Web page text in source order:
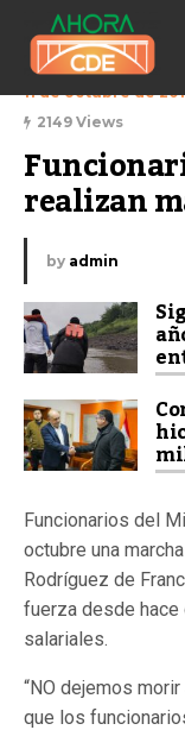
11 de octubre de
2149 Views
realizan
by admin
Funcionarios del
octubre una
Rodríguez de
fuerza desde
salariales.
“NO dejemos
que los